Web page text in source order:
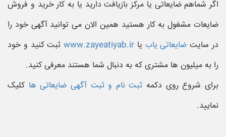
اگر شماهم ضایعاتی یا مرکز بازیافت دارید یا به کار خرید و فروش
ضایعات مشغول به کار هستید همین الان می توانید آگهی خود را
در سایت ضایعاتی یاب یا www.zayeatiyab.irثبت کنید و خود
را به میلیون ها مشتری که به دنبال شما هستند معرفی کنید.
برای شروع روی دکمه ثبت نام و ثبت آگهی ضایعاتی ها کلیک
نمایید.